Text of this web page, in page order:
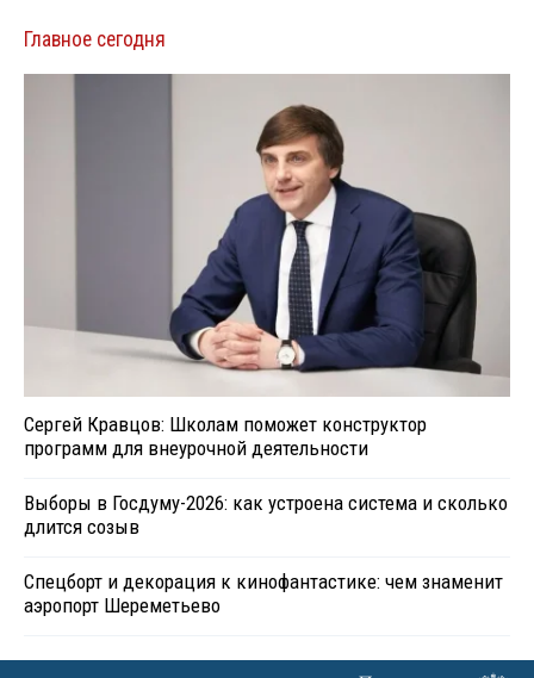
Главное сегодня
Сергей Кравцов: Школам поможет конструктор
программ для внеурочной деятельности
Выборы в Госдуму-2026: как устроена система и сколько
длится созыв
Спецборт и декорация к кинофантастике: чем знаменит
аэропорт Шереметьево